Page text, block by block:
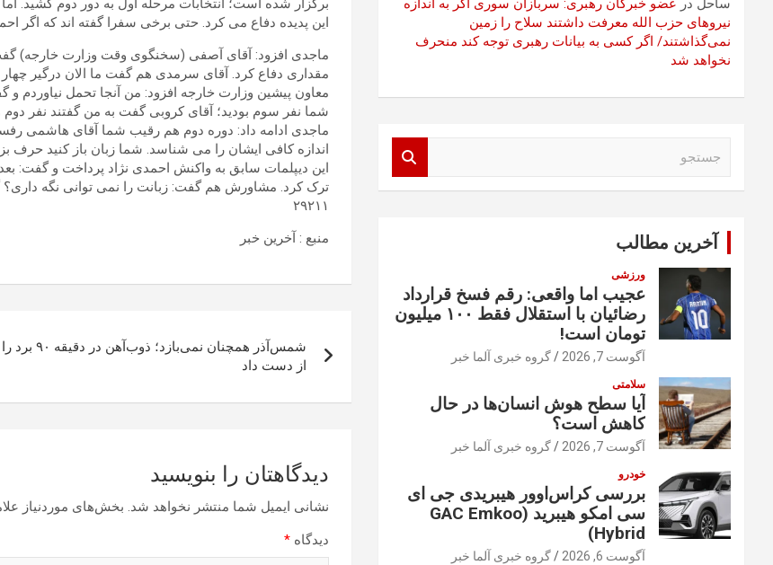
برگزار شده است؛ انتخابات مرحله اول به دور دوم کشید.
این پدیده دفاع می کرد. حتی برخی سفرا گفته اند که اگر
ماجدی افزود: آقای آصفی (سخنگوی وقت وزارت خارجه) گفت
مقداری دفاع کرد. آقای سرمدی هم گفت ما الان درگیر
معاون پیشین وزارت خارجه افزود: من آنجا تحمل نیاوردم و
شما نفر سوم بودید؛ آقای کروبی گفت به من گفتند نفر
ماجدی ادامه داد: دوره دوم هم رقیب شما آقای هاشمی
اندازه کافی ایشان را می شناسد. شما زبان باز کنید حرف
این دیپلمات سابق به واکنش احمدی نژاد پرداخت و گفت:
ترک کرد. مشاورش هم گفت: زبانت را نمی توانی نگه داری؟
۲۹۲۱۱
منبع : آخرین خبر
نوشته
شمس‌آذر همچنان نمی‌بازد؛ ذوب‌آهن در دقیقه ۹۰ برد را
از دست داد
دیدگاهتان را بنویسید
نشانی ایمیل شما منتشر نخواهد شد. بخش‌های موردنیاز
دیدگاه *
ساحل در عضو خبرگان رهبری: سربازان سوری اگر به اندازه
نیروهای حزب الله معرفت داشتند سلاح را زمین
نمی‌گذاشتند/ اگر کسی به بیانات رهبری توجه کند منحرف
نخواهد شد
آخرین مطالب
ورزشی
عجیب اما واقعی: رقم فسخ قرارداد
رضائیان با استقلال فقط ۱۰۰ میلیون
تومان است!
آگوست 7, 2026 گروه خبری آلما خبر
سلامتی
آیا سطح هوش انسان‌ها در حال
کاهش است؟
آگوست 7, 2026 گروه خبری آلما خبر
خودرو
بررسی کراس‌اوور هیبریدی جی ای
سی امکو هیبرید (GAC Emkoo
Hybrid)
آگوست 6, 2026 گروه خبری آلما خبر